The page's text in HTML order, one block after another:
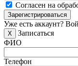
Согласен на
Зарегистрироваться
Уже есть аккаунт?
X
Записаться
ФИО
Телефон